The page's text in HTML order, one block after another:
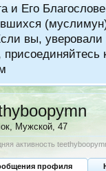
и Его
вы,
, Мужской, 47
активность
профиля